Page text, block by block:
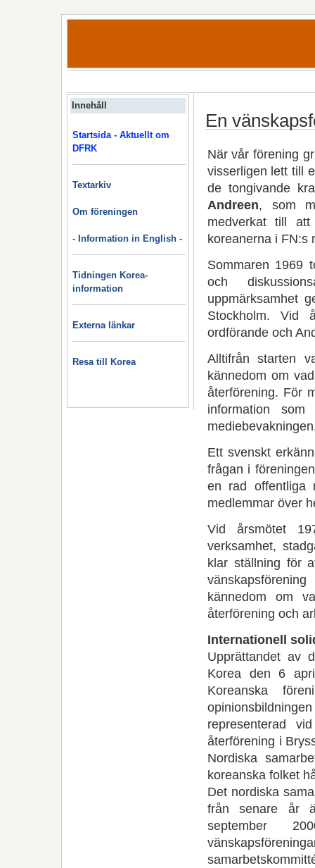
Innehåll
Startsida - Aktuellt om
DFRK
Textarkiv
Om föreningen
- Information in English -
Tidningen Korea-
information
Externa länkar
Resa till Korea
En
När vår förening
visserligen lett till
de tongivande
Andreen, som
medverkat till
koreanerna i FN:s
Sommaren 1969
och
uppmärksamhet
Stockholm. Vid
ordförande och
Alltifrån starten
kännedom om
återförening. För
information
Ett svenskt
frågan i
en rad offentliga
medlemmar över
Vid årsmötet
verksamhet,
klar ställning för
kännedom om
återförening och
Internationell
Upprättandet av
Korea den 6
Koreanska
representerad
återförening i
Nordiska
koreanska folket
Det nordiska
från senare år
september